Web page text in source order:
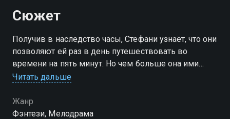
Сюжет
Получив в наследство часы, Стефани узнаёт, что они
позволяют ей раз в день путешествовать во
времени на пять минут. Но чем больше она ими
пользуется, тем сложнее её жизнь и роман с
Читать дальше
Жанр
Фэнтези, Мелодрама